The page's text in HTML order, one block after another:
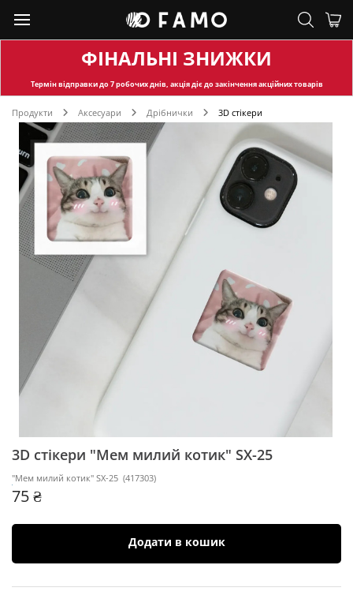
ФІНАЛЬНІ ЗНИЖКИ
Термін відправкидо 7 робочих днів, акція діє до закінчення акційних товарів
Продукти Аксесуари Дрібнички 3D стікери
3D стікери "Мем милий котик" SX-25
"Мем милий котик" SX-25 (417303)
75 ₴
Додати в кошик